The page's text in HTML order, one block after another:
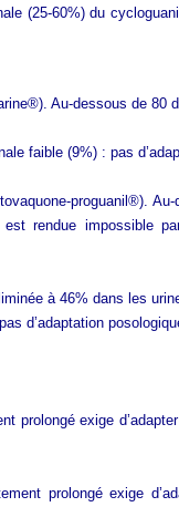
(25-60%) du
Au-dessous de 80
faible (9%) : pas
proguanil®).
rendue impossible
à 46% dans les
d’adaptation
prolongé exige
prolongé exige